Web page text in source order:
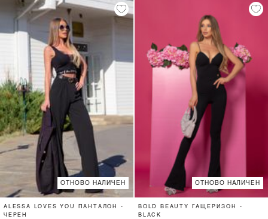
ОТНОВО НАЛИЧЕН
ALESSA LOVES YOU ПАНТАЛОН -
ЧЕРЕН
ОТНОВО НАЛИЧЕН
BOLD BEAUTY ГАЩЕРИЗОН -
BLACK